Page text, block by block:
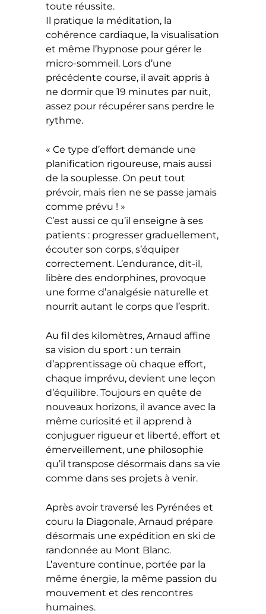
toute réussite.
Il pratique la méditation, la
cohérence cardiaque, la visualisation
et même l’hypnose pour gérer le
micro-sommeil. Lors d’une
précédente course, il avait appris à
ne dormir que 19 minutes par nuit,
assez pour récupérer sans perdre le
rythme.
« Ce type d’effort demande une
planification rigoureuse, mais aussi
de la souplesse. On peut tout
prévoir, mais rien ne se passe jamais
comme prévu ! »
C’est aussi ce qu’il enseigne à ses
patients : progresser graduellement,
écouter son corps, s’équiper
correctement. L’endurance, dit-il,
libère des endorphines, provoque
une forme d’analgésie naturelle et
nourrit autant le corps que l’esprit.
Au fil des kilomètres, Arnaud affine
sa vision du sport : un terrain
d’apprentissage où chaque effort,
chaque imprévu, devient une leçon
d’équilibre. Toujours en quête de
nouveaux horizons, il avance avec la
même curiosité et il apprend à
conjuguer rigueur et liberté, effort et
émerveillement, une philosophie
qu’il transpose désormais dans sa vie
comme dans ses projets à venir.
Après avoir traversé les Pyrénées et
couru la Diagonale, Arnaud prépare
désormais une expédition en ski de
randonnée au Mont Blanc.
L’aventure continue, portée par la
même énergie, la même passion du
mouvement et des rencontres
humaines.